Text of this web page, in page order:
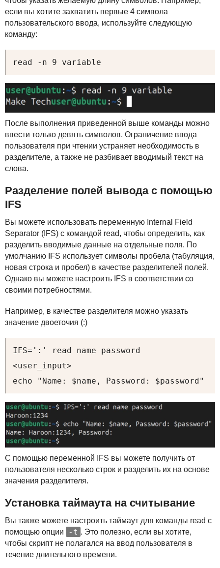
если вы хотите захватить первые 4 символа
пользовательского ввода, используйте следующую
команду:
read -n 9 variable
После выполнения приведенной выше команды можно
ввести только девять символов. Ограничение ввода
пользователя при чтении устраняет необходимость в
разделителе, а также не разбивает вводимый текст на
слова.
Разделение полей вывода с помощью
IFS
Вы можете использовать переменную Internal Field
Separator ( IFS) с командой read, чтобы определить, как
разделить вводимые данные на отдельные поля. По
умолчанию IFS использует символы пробела (табуляция,
новая строка и пробел) в качестве разделителей полей.
Однако вы можете настроить IFS в соответствии со
своими потребностями.
Например, в качестве разделителя можно указать
значение двоеточия (:)
IFS=':' read name password
<user_input>
echo "Name: $name, Password: $password"
С помощью переменной IFS вы можете получить от
пользователя несколько строк и разделить их на основе
значения разделителя.
Установка таймаута на считывание
Вы также можете настроить таймаут для команды read с
помощью опции
-t . Это полезно, если вы хотите,
чтобы скрипт не полагался на ввод пользователя в
течение длительного времени.